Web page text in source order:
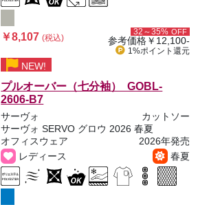
￥8,107(税込)
32～35% OFF
参考価格￥12,100-
1%ポイント 還元
NEW!
プルオーバー（七分袖） GOBL-
2606-B7
サーヴォ
カットソー
サーヴォ SERVO グロウ 2026 春夏
オフィスウェア
2026年発売
レディース
春夏